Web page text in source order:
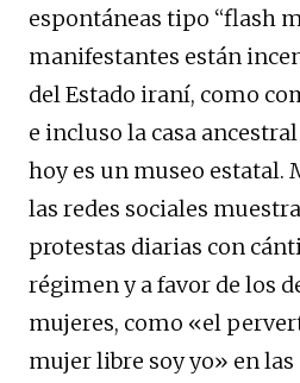
espontáneas tipo “flash
manifestantes están
del Estado iraní, como
e incluso la casa
hoy es un museo estatal.
las redes sociales
protestas diarias con
régimen y a favor de los
mujeres, como «el
mujer libre soy yo» en las